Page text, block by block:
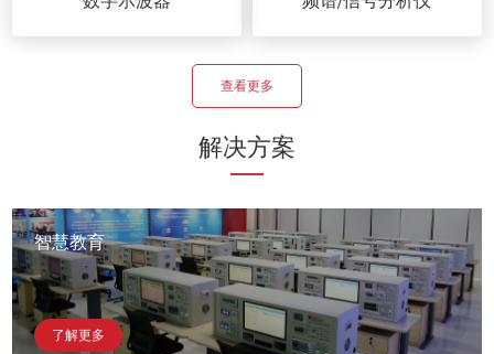
查看更多
解决方案
智慧教育
了解更多